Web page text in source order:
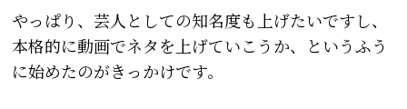
やっぱり、芸人としての知名度も上げたいですし、
本格的に動画でネタを上げていこうか、というふう
に始めたのがきっかけです。